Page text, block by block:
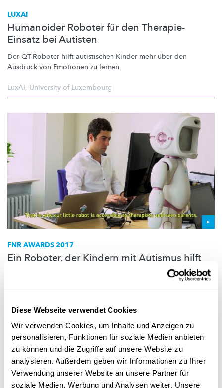
Diese Webseite verwendet Cookies
Wir verwenden Cookies, um Inhalte und Anzeigen zu
personalisieren, Funktionen für soziale Medien anbieten
zu können und die Zugriffe auf unsere Website zu
analysieren. Außerdem geben wir Informationen zu Ihrer
Verwendung unserer Website an unsere Partner für
soziale Medien, Werbung und Analysen weiter. Unsere
LUXAI
Humanoider Roboter für den Therapie-
Einsatz bei Autisten
Der QT-Roboter hilft autistischen Kinder mehr über den
Ausdruck von Emotionen zu lernen.
LuxAI, University of Luxembourg
FNR AWARDS 2017
Ein Roboter, der Kindern mit Autismus hilft
Hilfe für autistische
FNR University of Luxembourg ,LuxAI